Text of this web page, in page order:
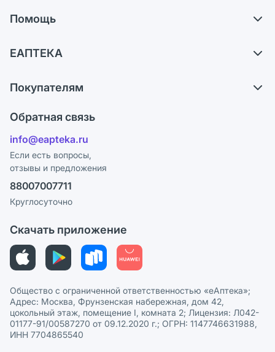
Помощь
Самовывоз из аптек
Ответы на вопросы
Блог
ЕАПТЕКА
Карьера
Поставщики
Лицензия
Реклама на сайте
Ваши товары на ЕАПТЕКЕ
Покупателям
Программа СберСпасибо
Политика конфиденциальности
Пользовательское соглашение
Политика рекомендаций
Этика и соответствие
Политика в отношении обработки персональных данных
Обратная связь
info@eapteka.ru
Если есть вопросы,
отзывы и предложения
88007007711
Круглосуточно
Скачать приложение
Общество с ограниченной ответственностью «еАптека»;
Адрес: Москва, Фрунзенская набережная, дом 42,
цокольный этаж, помещение I, комната 2; Лицензия: Л042-
01177-91/00587270 от 09.12.2020 г.; ОГРН: 1147746631988,
ИНН 7704865540